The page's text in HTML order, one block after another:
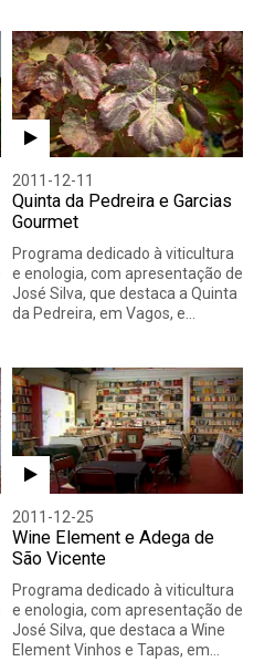
2011-12-11
Quinta da Pedreira e Garcias
Gourmet
Programa dedicado à viticultura
e enologia, com apresentação de
José Silva, que destaca a Quinta
da Pedreira, em Vagos, e…
2011-12-25
Wine Element e Adega de
São Vicente
Programa dedicado à viticultura
e enologia, com apresentação de
José Silva, que destaca a Wine
Element Vinhos e Tapas, em…